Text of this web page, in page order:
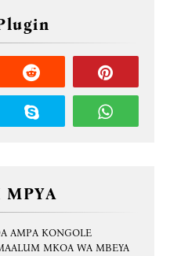
MPYA
AMPA KONGOLE
MKOA WA MBEYA